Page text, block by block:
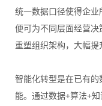
统一数据口径使得企
便可为不同层面经营决
重塑组织架构，大幅提
智能化转型是在已有
能。通过数据+算法+